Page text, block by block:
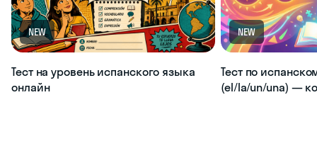
NEW
Тест на уровень испанского языка
онлайн
NEW
Тест по
(el/la/un/una) —